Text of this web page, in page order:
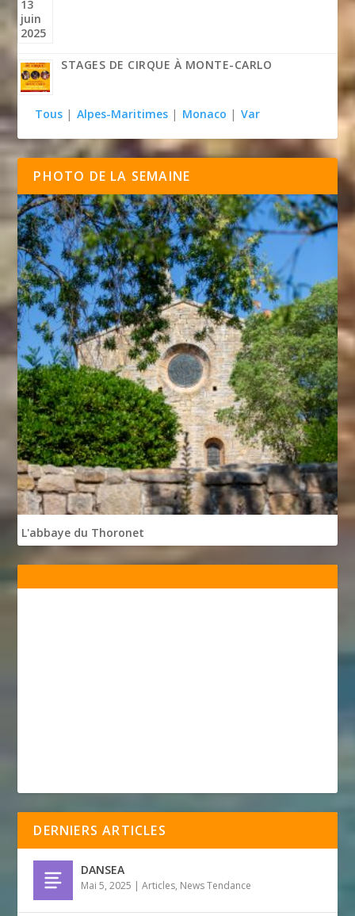
STAGES DE CIRQUE À MONTE-CARLO
Tous | Alpes-Maritimes | Monaco | Var
PHOTO DE LA SEMAINE
L'abbaye du Thoronet
DERNIERS ARTICLES
DANSEA
Mai 5, 2025 |Articles, News Tendance